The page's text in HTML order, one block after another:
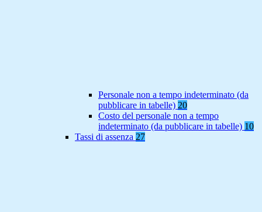
Personale non a tempo indeterminato (da
pubblicare in tabelle) 20
Costo del personale non a tempo
indeterminato (da pubblicare in tabelle) 10
Tassi di assenza 27